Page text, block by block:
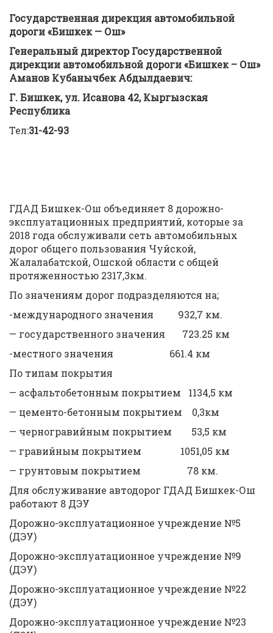
Государственная дирекция автомобильной
дороги «Бишкек — Ош»
Генеральный директор Государственной
дирекции автомобильной дороги «Бишкек – Ош»
Аманов Кубанычбек Абдылдаевич:
Г. Бишкек, ул. Исанова 42, Кыргызская
Республика
Тел:31-42-93
ГДАД Бишкек-Ош объединяет 8 дорожно-
эксплуатационных предприятий, которые за
2018 года обслуживали сеть автомобильных
дорог общего пользования Чуйской,
Жалалабатской, Ошской области с общей
протяженностью 2317,3км.
По значениям дорог подразделяются на;
-международного значения 932,7 км.
— государственного значения 723.25 км
-местного значения 661.4 км
По типам покрытия
— асфальтобетонным покрытием 1134,5 км
— цементо-бетонным покрытием 0,3км
— черногравийным покрытием 53,5 км
— гравийным покрытием 1051,05 км
— грунтовым покрытием 78 км.
Для обслуживание автодорог ГДАД Бишкек-Ош
работают 8 ДЭУ
Дорожно-эксплуатационное учреждение №5
(ДЭУ)
Дорожно-эксплуатационное учреждение №9
(ДЭУ)
Дорожно-эксплуатационное учреждение №22
(ДЭУ)
Дорожно-эксплуатационное учреждение №23